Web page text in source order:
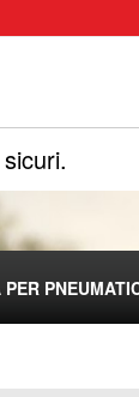
PER